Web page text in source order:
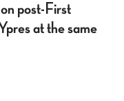
post-First
at the same